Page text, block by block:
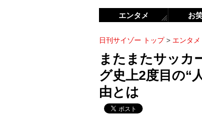
日刊サイゾー トップ> エンタメ
またまたサッ
グ史上2度目の“
由とは
エンタメ お